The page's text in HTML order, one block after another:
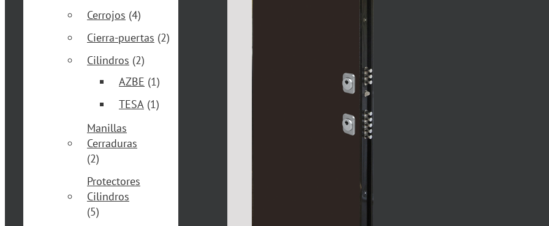
Cerrojos (4)
Cierra-puertas (2)
Cilindros (2)
AZBE (1)
TESA (1)
Manillas
Cerraduras
(2)
Protectores
Cilindros
(5)